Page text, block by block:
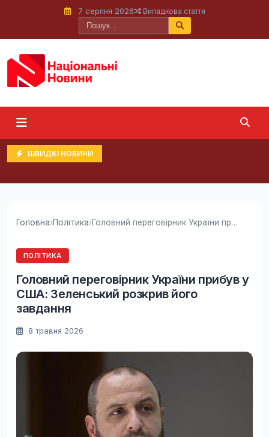
7 серпня 2026 Випадкова стаття
ШВИДКІ НОВИНИ
Головна›Політика› Головний переговірник України прибув у США:...
ПОЛІТИКА
Головний переговірник України прибув у
США: Зеленський розкрив його
завдання
8 травня 2026